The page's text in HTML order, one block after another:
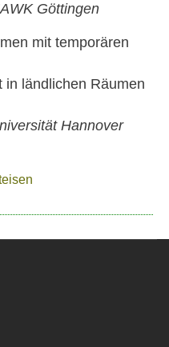
Göttingen
mit temporären
in ländlichen Räumen
Hannover